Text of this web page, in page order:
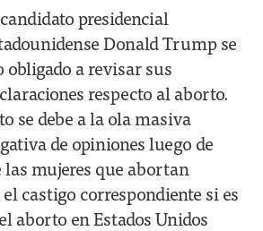
presidencial
Donald Trump se
obligado a revisar sus
respecto al aborto.
se debe a la ola masiva
de opiniones luego de
mujeres que abortan
castigo correspondiente si es
aborto en Estados Unidos